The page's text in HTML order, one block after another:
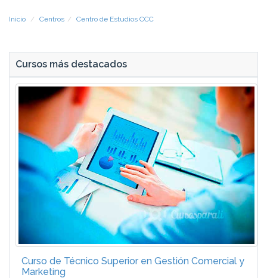
Inicio Centros Centro de Estudios CCC
Cursos más destacados
Curso de Técnico Superior en Gestión Comercial y
Marketing